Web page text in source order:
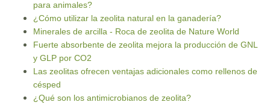
para animales?
¿Cómo utilizar la zeolita natural en la ganadería?
Minerales de arcilla - Roca de zeolita de Nature World
Fuerte absorbente de zeolita mejora la producción de GNL
y GLP por CO2
Las zeolitas ofrecen ventajas adicionales como rellenos de
césped
¿Qué son los antimicrobianos de zeolita?